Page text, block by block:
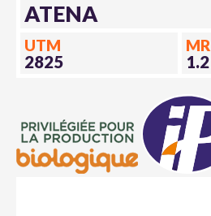
ATENA
UTM
2825
MR
1.2